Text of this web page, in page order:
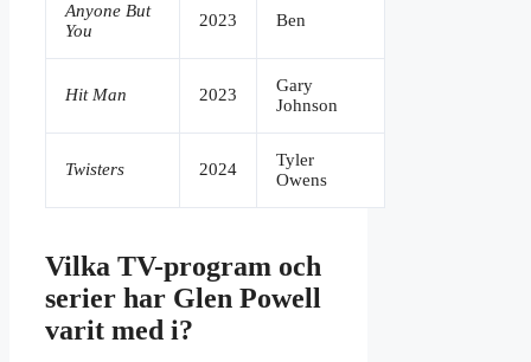
Anyone But
You
2023 Ben
Hit Man 2023
Gary
Johnson
Twisters 2024
Tyler
Owens
Vilka TV-program och
serier har Glen Powell
varit med i?